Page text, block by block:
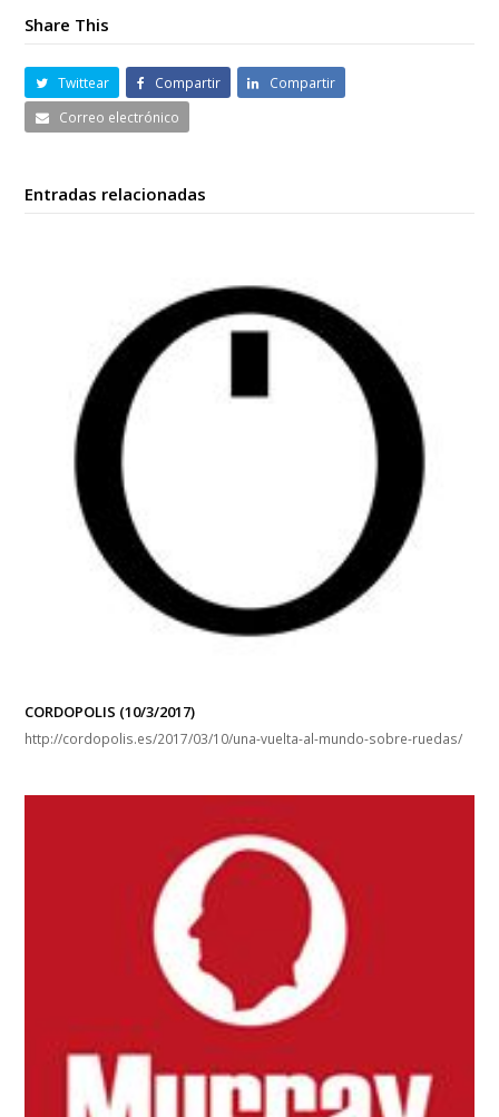
Share This
Twittear Compartir
Compartir
Correo electrónico
Entradas relacionadas
CORDOPOLIS (10/3/2017)
http://cordopolis.es/2017/03/10/una-vuelta-al-mundo-sobre-ruedas/